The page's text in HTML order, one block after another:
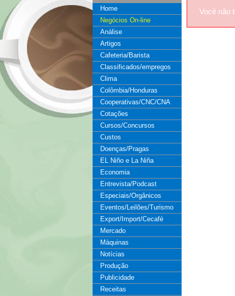
Home
Negócios On-line
Análise
Artigos
Cafeteria/Barista
Classificados/empregos
Clima
Colômbia/Honduras
Cooperativas/CNC/CNA
Cotações
Cursos/Concursos
Custos
Doenças/Pragas
EL Niño e La Niña
Economia
Entrevista/Podcast
Especiais/Orgânicos
Eventos/Leilões/Turismo
Export/Import/Cecafé
Mercado
Máquinas
Notícias
Produção
Publicidade
Receitas
Você não